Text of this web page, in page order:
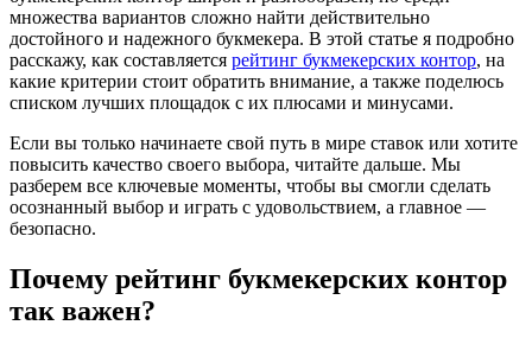
множества вариантов сложно найти действительно
достойного и надежного букмекера. В этой статье я подробно
расскажу, как составляется рейтинг букмекерских контор, на
какие критерии стоит обратить внимание, а также поделюсь
списком лучших площадок с их плюсами и минусами.
Если вы только начинаете свой путь в мире ставок или хотите
повысить качество своего выбора, читайте дальше. Мы
разберем все ключевые моменты, чтобы вы смогли сделать
осознанный выбор и играть с удовольствием, а главное —
безопасно.
Почему рейтинг букмекерских контор
так важен?